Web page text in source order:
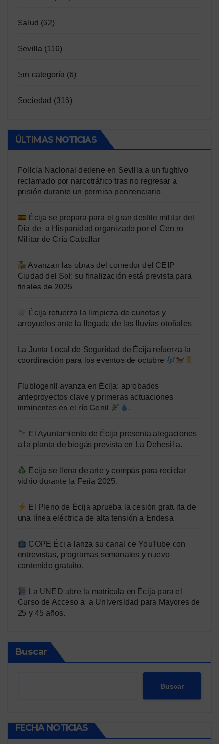
Salud (62)
Sevilla (116)
Sin categoría (6)
Sociedad (316)
ÚLTIMAS NOTICIAS
Policía Nacional detiene en Sevilla a un fugitivo
reclamado por narcotráfico tras no regresar a
prisión durante un permiso penitenciario
Écija se prepara para el gran desfile militar del
Día de la Hispanidad organizado por el Centro
Militar de Cría Caballar
Avanzan las obras del comedor del CEIP
Ciudad del Sol: su finalización está prevista para
finales de 2025
Écija refuerza la limpieza de cunetas y
arroyuelos ante la llegada de las lluvias otoñales
La Junta Local de Seguridad de Écija refuerza la
coordinación para los eventos de octubre
Flubiogenil avanza en Écija: aprobados
anteproyectos clave y primeras actuaciones
inminentes en el río Genil
.
El Ayuntamiento de Écija presenta alegaciones
a la planta de biogás prevista en La Dehesilla.
Écija se llena de arte y compás para reciclar
vidrio durante la Feria 2025.
El Pleno de Écija aprueba la cesión gratuita de
una línea eléctrica de alta tensión a Endesa
COPE Écija lanza su canal de YouTube con
entrevistas, programas semanales y nuevo
contenido gratuito.
La UNED abre la matrícula en Écija para el
Curso de Acceso a la Universidad para Mayores de
25 y 45 años.
Buscar
Buscar
FECHA NOTICIAS